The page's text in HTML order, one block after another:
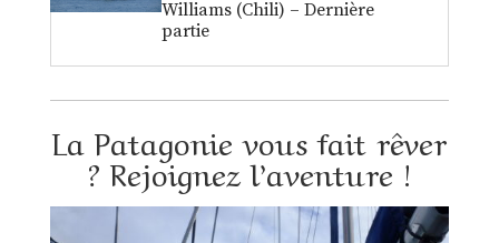
Williams (Chili) – Dernière
partie
La Patagonie vous fait rêver
? Rejoignez l’aventure !